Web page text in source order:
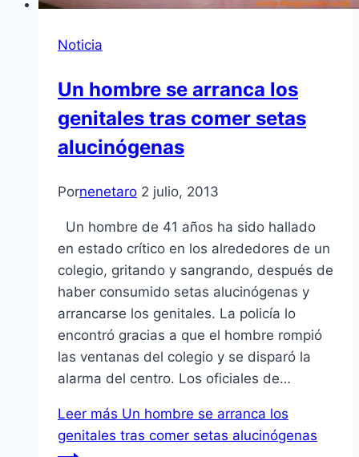
Noticia
Un hombre se arranca los
genitales tras comer setas
alucinógenas
Pornenetaro 2 julio, 2013
Un hombre de 41 años ha sido hallado
en estado crítico en los alrededores de un
colegio, gritando y sangrando, después de
haber consumido setas alucinógenas y
arrancarse los genitales. La policía lo
encontró gracias a que el hombre rompió
las ventanas del colegio y se disparó la
alarma del centro. Los oficiales de…
Leer más Un hombre se arranca los
genitales tras comer setas alucinógenas